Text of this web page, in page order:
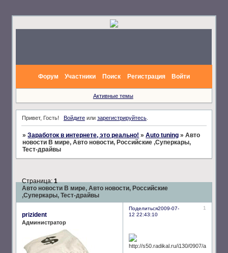
Форум Участники Поиск Регистрация Войти
Активные темы
Привет, Гость! Войдитеили зарегистрируйтесь.
»Заработок в интернете, это реально! »Auto tuning »Авто
новости В мире, Авто новости, Российские ,Суперкары,
Тест-драйвы
Авто новости В мире, Авто новости, Российские
,Суперкары, Тест-драйвы
Страница:1
Поделиться 1
2009-07-
12 22:43:10
prizident
Администратор